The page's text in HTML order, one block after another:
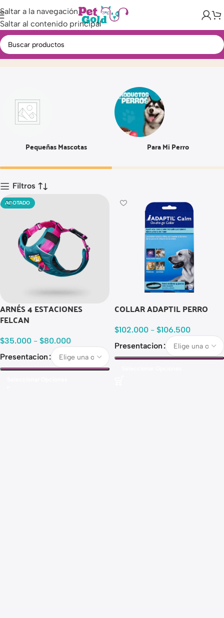
Saltar a la navegación
Saltar al contenido principal
LInicio Producto
Pequeñas Mascotas Para Mi Perro
Filtros
AGOTADO
ARNÉS 4 ESTACIONES
FELCAN
$35.000 - $80.000
Presentacion
COLLAR ADAPTIL PERRO
$102.000 - $106.500
Presentacion